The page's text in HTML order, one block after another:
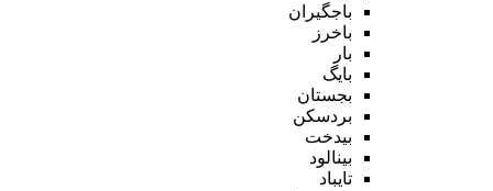
باجگیران
باخرز
بار
بایگ
بجستان
بردسکن
بیدخت
بینالود
تایباد